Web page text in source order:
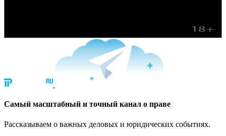
Cамый масштабный и точный канал о праве
Рассказываем о важных деловых и юридических событиях.